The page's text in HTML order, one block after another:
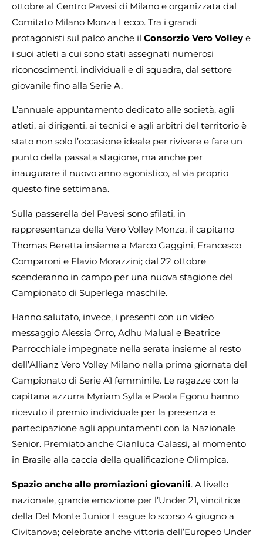
ottobre al Centro Pavesi di Milano e organizzata dal
Comitato Milano Monza Lecco. Tra i grandi
protagonisti sul palco anche il Consorzio Vero Volley e
i suoi atleti a cui sono stati assegnati numerosi
riconoscimenti, individuali e di squadra, dal settore
giovanile fino alla Serie A.
L’annuale appuntamento dedicato alle società, agli
atleti, ai dirigenti, ai tecnici e agli arbitri del territorio è
stato non solo l’occasione ideale per rivivere e fare un
punto della passata stagione, ma anche per
inaugurare il nuovo anno agonistico, al via proprio
questo fine settimana.
Sulla passerella del Pavesi sono sfilati, in
rappresentanza della Vero Volley Monza, il capitano
Thomas Beretta insieme a Marco Gaggini, Francesco
Comparoni e Flavio Morazzini; dal 22 ottobre
scenderanno in campo per una nuova stagione del
Campionato di Superlega maschile.
Hanno salutato, invece, i presenti con un video
messaggio Alessia Orro, Adhu Malual e Beatrice
Parrocchiale impegnate nella serata insieme al resto
dell’Allianz Vero Volley Milano nella prima giornata del
Campionato di Serie A1 femminile. Le ragazze con la
capitana azzurra Myriam Sylla e Paola Egonu hanno
ricevuto il premio individuale per la presenza e
partecipazione agli appuntamenti con la Nazionale
Senior. Premiato anche Gianluca Galassi, al momento
in Brasile alla caccia della qualificazione Olimpica.
Spazio anche alle premiazioni giovanili. A livello
nazionale, grande emozione per l’Under 21, vincitrice
della Del Monte Junior League lo scorso 4 giugno a
Civitanova; celebrate anche vittoria dell’Europeo Under